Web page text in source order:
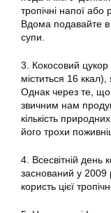
тропічні напої
Вдома подавайте в
супи.
3. Кокосовий
міститься 16
Однак через те, що
звичним нам
кількість
його трохи
4. Всесвітній день
заснований у 2009
користь цієї